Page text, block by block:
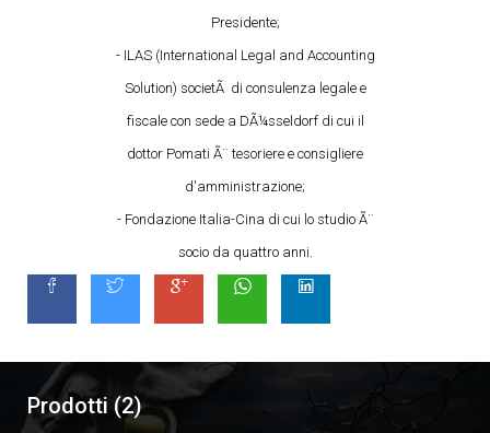
Presidente;
- ILAS (International Legal and Accounting
Solution) societÃ di consulenza legale e
fiscale con sede a DÃ¼sseldorf di cui il
dottor Pomati Ã¨ tesoriere e consigliere
d'amministrazione;
- Fondazione Italia-Cina di cui lo studio Ã¨
socio da quattro anni.
Prodotti (2)